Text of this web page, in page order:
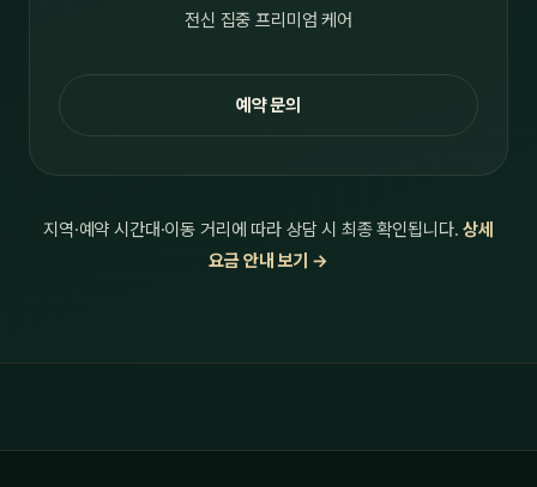
전신 집중 프리미엄 케어
예약 문의
지역·예약 시간대·이동 거리에 따라 상담 시 최종 확인됩니다.상세
요금 안내 보기 →